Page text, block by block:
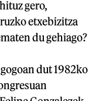
gero,
etxebizitza
du gehiago?
dut 1982ko